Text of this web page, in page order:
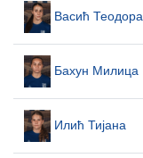
Васић Теодора
Бахун Милица
Илић Тијана